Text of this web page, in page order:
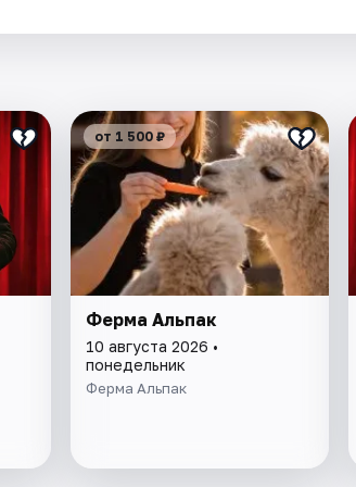
от 1 500 ₽
Ферма Альпак
10 августа 2026 •
понедельник
Ферма Альпак